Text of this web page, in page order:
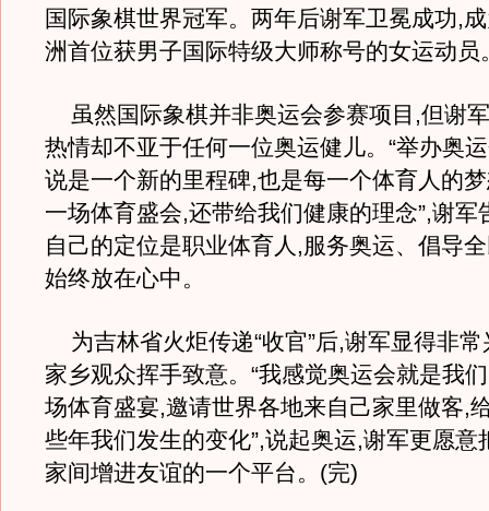
国际象棋世界冠军。两年后谢军卫冕成功,
洲首位获男子国际特级大师称号的女运动员
虽然国际象棋并非奥运会参赛项目,但谢
热情却不亚于任何一位奥运健儿。“举办奥
说是一个新的里程碑,也是每一个体育人的
一场体育盛会,还带给我们健康的理念”,谢军
自己的定位是职业体育人,服务奥运、倡导
始终放在心中。
为吉林省火炬传递“收官”后,谢军显得非
家乡观众挥手致意。“我感觉奥运会就是我
场体育盛宴,邀请世界各地来自己家里做客,
些年我们发生的变化”,说起奥运,谢军更愿意
家间增进友谊的一个平台。(完)